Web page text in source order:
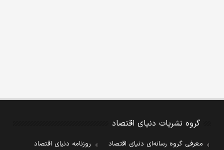
گروه نشریات دنیای اقتصاد
معرفی گروه رسانه‌ای دنیای اقتصاد
روزنامه دنیای اقتصاد